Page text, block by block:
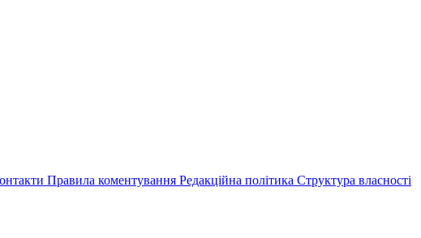
Правила коментування Редакційна політика Структура власності